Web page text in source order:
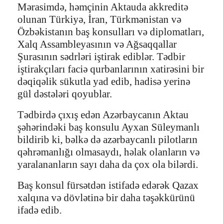
Mərasimdə, həmçinin Aktauda akkreditə
olunan Türkiyə, İran, Türkmənistan və
Özbəkistanın baş konsulları və diplomatları,
Xalq Assambleyasının və Ağsaqqallar
Şurasının sədrləri iştirak ediblər. Tədbir
iştirakçıları faciə qurbanlarının xatirəsini bir
dəqiqəlik sükutla yad edib, hadisə yerinə
gül dəstələri qoyublar.
Tədbirdə çıxış edən Azərbaycanın Aktau
şəhərindəki baş konsulu Ayxan Süleymanlı
bildirib ki, bəlkə də azərbaycanlı pilotların
qəhrəmanlığı olmasaydı, həlak olanların və
yaralananların sayı daha da çox ola bilərdi.
Baş konsul fürsətdən istifadə edərək Qazax
xalqına və dövlətinə bir daha təşəkkürünü
ifadə edib.